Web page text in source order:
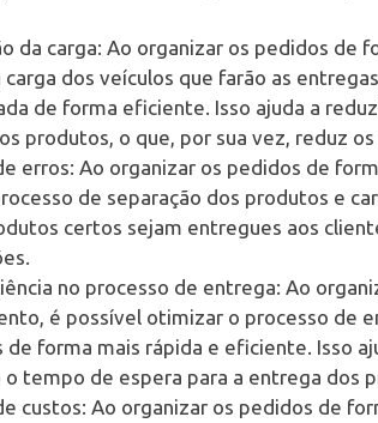
da carga: Ao organizar os pedidos de
dos veículos que farão as
de forma eficiente. Isso ajuda a
produtos, o que, por sua vez, reduz
erros: Ao organizar os pedidos de
de separação dos produtos e
certos sejam entregues aos
no processo de entrega: Ao
é possível otimizar o processo de
de forma mais rápida e eficiente. Isso
o tempo de espera para a entrega dos
custos: Ao organizar os pedidos de